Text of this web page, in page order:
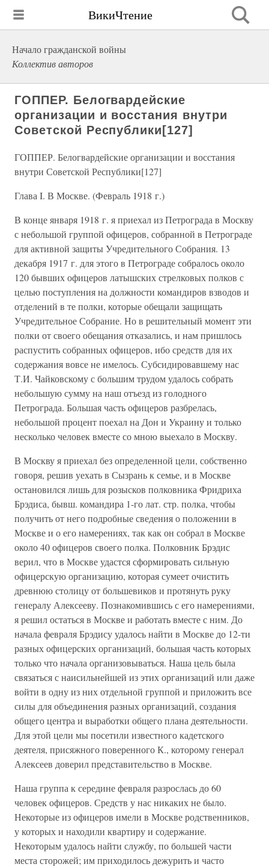
ВикиЧтение
Начало гражданской войны
Коллектив авторов
ГОППЕР. Белогвардейские
организации и восстания внутри
Советской Республики[127]
ГОППЕР. Белогвардейские организации и восстания
внутри Советской Республики[127]
Глава I. В Москве. (Февраль 1918 г.)
В конце января 1918 г. я приехал из Петрограда в Москву
с небольшой группой офицеров, собранной в Петрограде
для активной защиты Учредительного Собрания. 13
декабря 1917 г. для этого в Петрограде собралось около
120 бывших офицеров латышских стрелковых полков с
целью поступления на должности командиров взводов и
отделений в те полки, которые обещали защищать
Учредительное Собрание. Но в решительный момент эти
полки от своего обещания отказались, и нам пришлось
распустить собранных офицеров, ибо средств для их
содержания вовсе не имелось. Субсидировавшему нас
Т.И. Чайковскому с большим трудом удалось собрать
небольшую сумму на наш отъезд из голодного
Петрограда. Большая часть офицеров разбрелась,
небольшой процент поехал на Дон и Украину и только
несколько человек вместе со мною выехало в Москву.
В Москву я приехал без определенной цели, собственно
говоря, решив уехать в Сызрань к семье, и в Москве
остановился лишь для розысков полковника Фридриха
Брэдиса, бывш. командира 1-го лат. стр. полка, чтобы
получить от него подробные сведения о положении в
Москве и о его намерениях, так как он собрал в Москве
около 40 офицеров своего полка. Полковник Брэдис
верил, что в Москве удастся сформировать сильную
офицерскую организацию, которая сумеет очистить
древнюю столицу от большевиков и протянуть руку
генералу Алексееву. Познакомившись с его намерениями,
я решил остаться в Москве и работать вместе с ним. До
начала февраля Брэдису удалось найти в Москве до 12-ти
разных офицерских организаций, большая часть которых
только что начала организовываться. Наша цель была
связаться с наисильнейшей из этих организаций или даже
войти в одну из них отдельной группой и приложить все
силы для объединения разных организаций, создания
общего центра и выработки общего плана деятельности.
Для этой цели мы посетили известного кадетского
деятеля, присяжного поверенного К., которому генерал
Алексеев доверил представительство в Москве.
Наша группа к середине февраля разрослась до 60
человек офицеров. Средств у нас никаких не было.
Некоторые из офицеров имели в Москве родственников,
у которых и находили квартиру и содержание.
Некоторым удалось найти службу, по большей части
места сторожей; им приходилось дежурить и часто